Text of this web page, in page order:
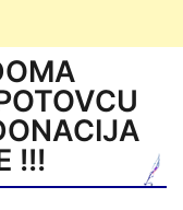
!!!